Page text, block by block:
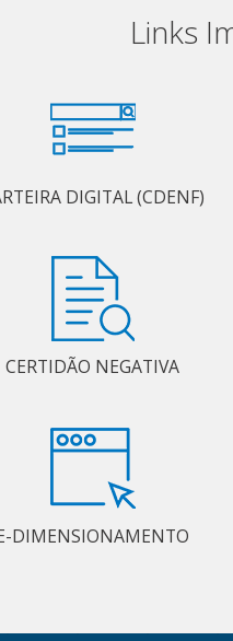
Links
DIGITAL (CDENF)
CERTIDÃO NEGATIVA
DIMENSIONAMENTO